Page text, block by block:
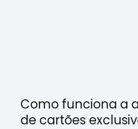
Como funciona a
de cartões